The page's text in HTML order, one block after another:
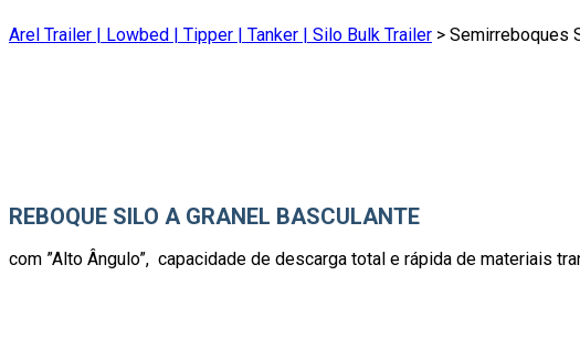
Arel Trailer | Lowbed | Tipper | Tanker | Silo Bulk Trailer > Semirreboques
REBOQUE SILO A GRANEL BASCULANTE
com ”Alto Ângulo”, capacidade de descarga total e rápida de materiais